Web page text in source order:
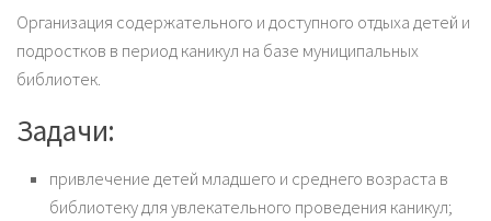
Организация содержательного и доступного отдыха детей и
подростков в период каникул на базе муниципальных
библиотек.
Задачи:
привлечение детей младшего и среднего возраста в
библиотеку для увлекательного проведения каникул;